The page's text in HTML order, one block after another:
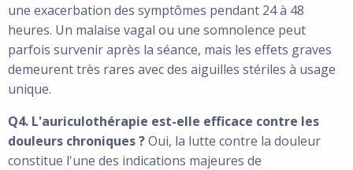
une exacerbation des symptômes pendant 24 à 48
heures. Un malaise vagal ou une somnolence peut
parfois survenir après la séance, mais les effets graves
demeurent très rares avec des aiguilles stériles à usage
unique.
Q4. L'auriculothérapie est-elle efficace contre les
douleurs chroniques ?Oui, la lutte contre la douleur
constitue l'une des indications majeures de